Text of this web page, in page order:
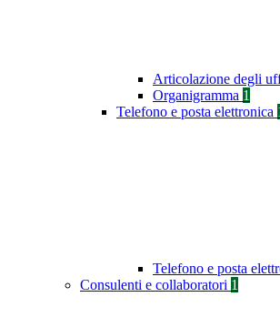
Articolazione degli
Organigramma 1
Telefono e posta elettronica
Telefono e posta
Consulenti e collaboratori 1